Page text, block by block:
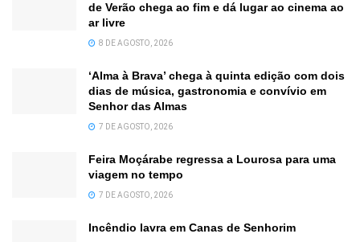
de Verão chega ao fim e dá lugar ao cinema ao
ar livre
8 DE AGOSTO, 2026
‘Alma à Brava’ chega à quinta edição com dois
dias de música, gastronomia e convívio em
Senhor das Almas
7 DE AGOSTO, 2026
Feira Moçárabe regressa a Lourosa para uma
viagem no tempo
7 DE AGOSTO, 2026
Incêndio lavra em Canas de Senhorim